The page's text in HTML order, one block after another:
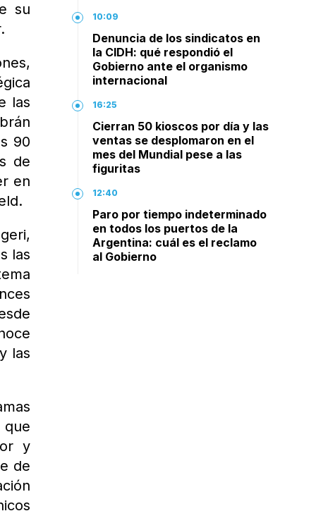
su
las
90
de
en
las
las
y
de
10:09
Denuncia de los sindicatos en
la CIDH: qué respondió el
Gobierno ante el organismo
internacional
16:25
Cierran 50 kioscos por día y las
ventas se desplomaron en el
mes del Mundial pese a las
figuritas
12:40
Paro por tiempo indeterminado
en todos los puertos de la
Argentina: cuál es el reclamo
al Gobierno